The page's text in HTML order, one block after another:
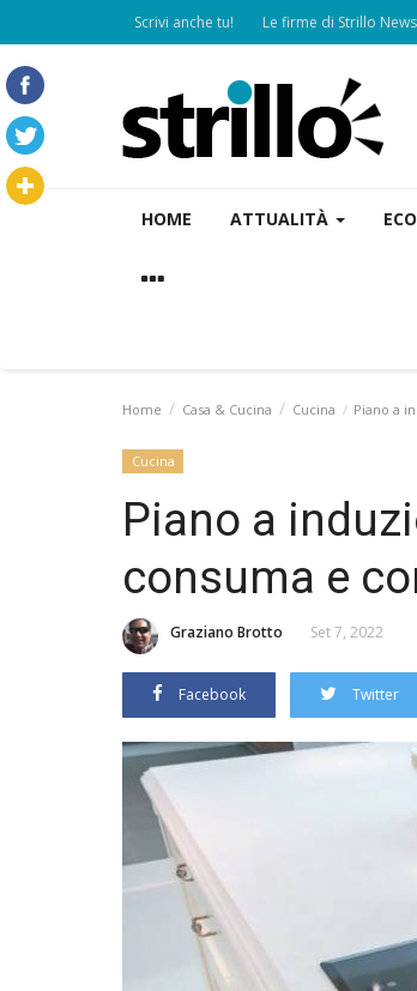
Scrivi anche tu! Le firme di Strillo News
HOME ATTUALITÀ
Home Casa & Cucina Cucina Piano a
Cucina
Piano a
consuma e
Graziano Brotto Set 7, 2022
Facebook Twitter